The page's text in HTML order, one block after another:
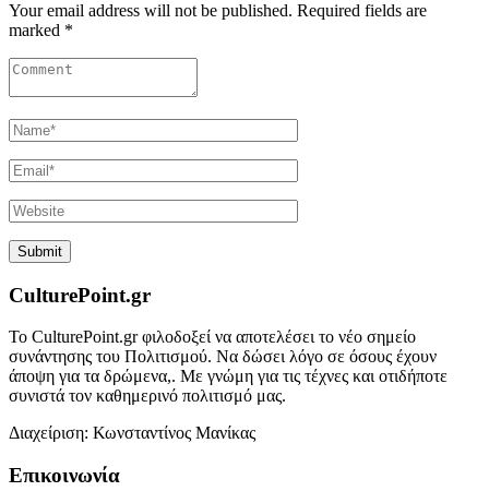
Your email address will not be published. Required fields are
marked *
CulturePoint.gr
Το CulturePoint.gr φιλοδοξεί να αποτελέσει το νέο σημείο
συνάντησης του Πολιτισμού. Να δώσει λόγο σε όσους έχουν
άποψη για τα δρώμενα,. Με γνώμη για τις τέχνες και οτιδήποτε
συνιστά τον καθημερινό πολιτισμό μας.
Διαχείριση: Κωνσταντίνος Μανίκας
Επικοινωνία